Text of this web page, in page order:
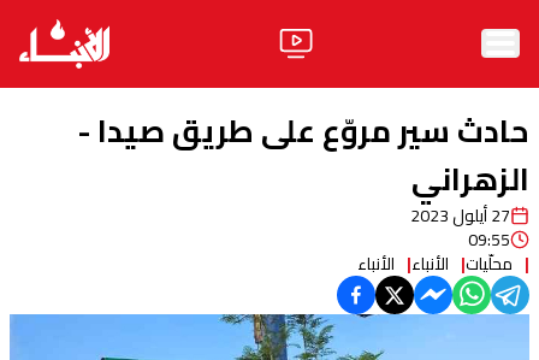
الرئيسية
الأخبار
آراء
فيديو
مواقف
حادث سير مروّع على طريق صيدا -
الزهراني
27 أيلول 2023
09:55
محلّيات الأنباء الأنباء